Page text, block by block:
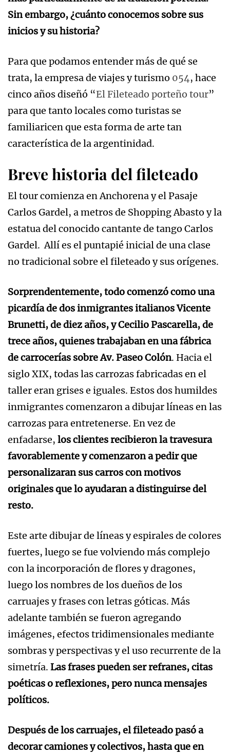
Sin embargo, ¿cuánto conocemos sobre sus
inicios y su historia?
Para que podamos entender más de qué se
trata, la empresa de viajes y turismo 054, hace
cinco años diseñó “El Fileteado porteño tour”
para que tanto locales como turistas se
familiaricen que esta forma de arte tan
característica de la argentinidad.
Breve historia del fileteado
El tour comienza en Anchorena y el Pasaje
Carlos Gardel, a metros de Shopping Abasto y la
estatua del conocido cantante de tango Carlos
Gardel. Allí es el puntapié inicial de una clase
no tradicional sobre el fileteado y sus orígenes.
Sorprendentemente, todo comenzó como una
picardía de dos inmigrantes italianos Vicente
Brunetti, de diez años, y Cecilio Pascarella, de
trece años, quienes trabajaban en una fábrica
de carrocerías sobre Av. Paseo Colón. Hacia el
siglo XIX, todas las carrozas fabricadas en el
taller eran grises e iguales. Estos dos humildes
inmigrantes comenzaron a dibujar líneas en las
carrozas para entretenerse. En vez de
enfadarse, los clientes recibieron la travesura
favorablemente y comenzaron a pedir que
personalizaran sus carros con motivos
originales que lo ayudaran a distinguirse del
resto.
Este arte dibujar de líneas y espirales de colores
fuertes, luego se fue volviendo más complejo
con la incorporación de flores y dragones,
luego los nombres de los dueños de los
carruajes y frases con letras góticas. Más
adelante también se fueron agregando
imágenes, efectos tridimensionales mediante
sombras y perspectivas y el uso recurrente de la
simetría. Las frases pueden ser refranes, citas
poéticas o reflexiones, pero nunca mensajes
políticos.
Después de los carruajes, el fileteado pasó a
decorar camiones y colectivos, hasta que en